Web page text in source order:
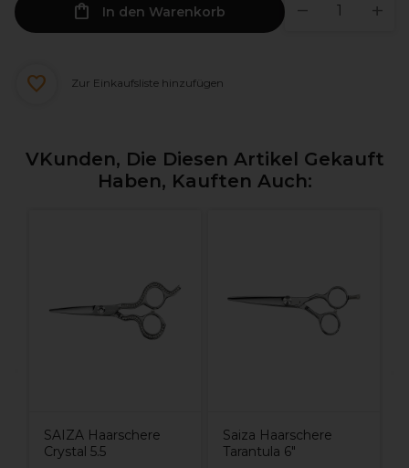
In den Warenkorb
Zur Einkaufsliste hinzufügen
VKunden, Die Diesen Artikel Gekauft
Haben, Kauften Auch:
SAIZA Haarschere
Crystal 5.5
Saiza Haarschere
Tarantula 6"